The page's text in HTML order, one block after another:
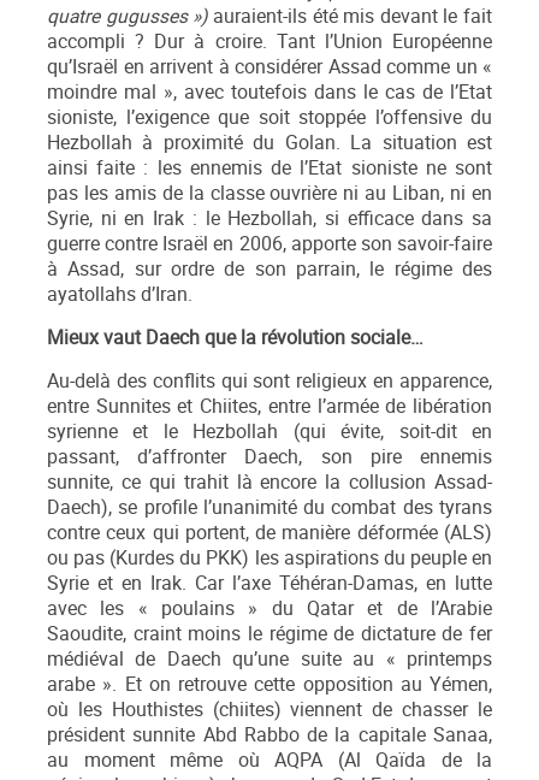
quatre gugusses »)auraient-ils été mis devant le fait
accompli ? Dur à croire. Tant l’Union Européenne
qu’Israël en arrivent à considérer Assad comme un «
moindre mal », avec toutefois dans le cas de l’Etat
sioniste, l’exigence que soit stoppée l’offensive du
Hezbollah à proximité du Golan. La situation est
ainsi faite : les ennemis de l’Etat sioniste ne sont
pas les amis de la classe ouvrière ni au Liban, ni en
Syrie, ni en Irak : le Hezbollah, si efficace dans sa
guerre contre Israël en 2006, apporte son savoir-faire
à Assad, sur ordre de son parrain, le régime des
ayatollahs d’Iran.
Mieux vaut Daech que la révolution sociale…
Au-delà des conflits qui sont religieux en apparence,
entre Sunnites et Chiites, entre l’armée de libération
syrienne et le Hezbollah (qui évite, soit-dit en
passant, d’affronter Daech, son pire ennemis
sunnite, ce qui trahit là encore la collusion Assad-
Daech), se profile l’unanimité du combat des tyrans
contre ceux qui portent, de manière déformée (ALS)
ou pas (Kurdes du PKK) les aspirations du peuple en
Syrie et en Irak. Car l’axe Téhéran-Damas, en lutte
avec les « poulains » du Qatar et de l’Arabie
Saoudite, craint moins le régime de dictature de fer
médiéval de Daech qu’une suite au « printemps
arabe ». Et on retrouve cette opposition au Yémen,
où les Houthistes (chiites) viennent de chasser le
président sunnite Abd Rabbo de la capitale Sanaa,
au moment même où AQPA (Al Qaïda de la